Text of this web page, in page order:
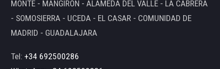
MONTE - MANGIRÓN - ALAMEDA DEL VALLE - LA CABRERA
- SOMOSIERRA - UCEDA - EL CASAR - COMUNIDAD DE
MADRID - GUADALAJARA
Tel:+34 692500286